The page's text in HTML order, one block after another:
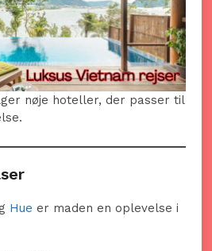
nøje hoteller, der passer til
Hue er maden en oplevelse i